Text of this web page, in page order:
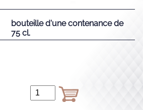
bouteille d'une contenance de
75 cl.